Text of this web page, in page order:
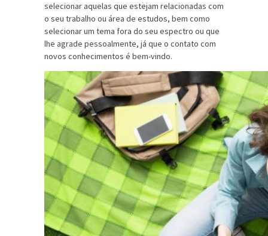
selecionar aquelas que estejam relacionadas com
o seu trabalho ou área de estudos, bem como
selecionar um tema fora do seu espectro ou que
lhe agrade pessoalmente, já que o contato com
novos conhecimentos é bem-vindo.